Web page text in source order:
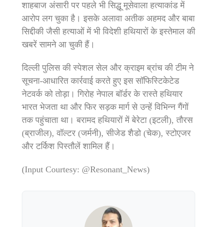
शाहबाज अंसारी पर पहले भी सिद्धू मूसेवाला हत्याकांड में
आरोप लग चुका है। इसके अलावा अतीक अहमद और बाबा
सिद्दीकी जैसी हत्याओं में भी विदेशी हथियारों के इस्तेमाल की
खबरें सामने आ चुकी हैं।
दिल्ली पुलिस की स्पेशल सेल और क्राइम ब्रांच की टीम ने
सूचना-आधारित कार्रवाई करते हुए इस सॉफिस्टिकेटेड
नेटवर्क को तोड़ा। गिरोह नेपाल बॉर्डर के रास्ते हथियार
भारत भेजता था और फिर सड़क मार्ग से उन्हें विभिन्न गैंगों
तक पहुंचाता था। बरामद हथियारों में बेरेटा (इटली), तौरस
(ब्राजील), वॉल्टर (जर्मनी), सीजेड शैडो (चेक), स्टोएजर
और टर्किश पिस्तौलें शामिल हैं।
(Input Courtesy: @Resonant_News)